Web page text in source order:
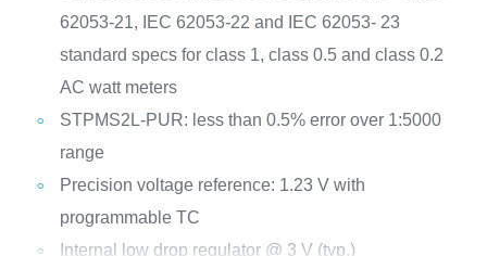
62053-21, IEC 62053-22 and IEC 62053- 23
standard specs for class 1, class 0.5 and class 0.2
AC watt meters
STPMS2L-PUR: less than 0.5% error over 1:5000
range
Precision voltage reference: 1.23 V with
programmable TC
Internal low drop regulator @ 3 V (typ.)